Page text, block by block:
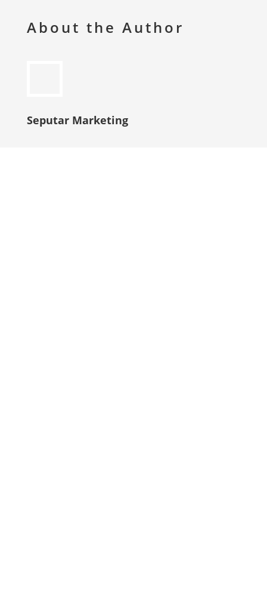
About the Author
Seputar Marketing